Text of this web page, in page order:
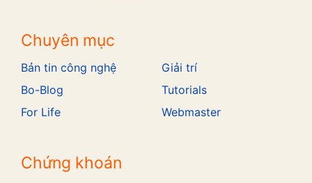
Chuyên mục
Bản tin công nghệ
Bo-Blog
For Life
Giải trí
Tutorials
Webmaster
Chứng khoán